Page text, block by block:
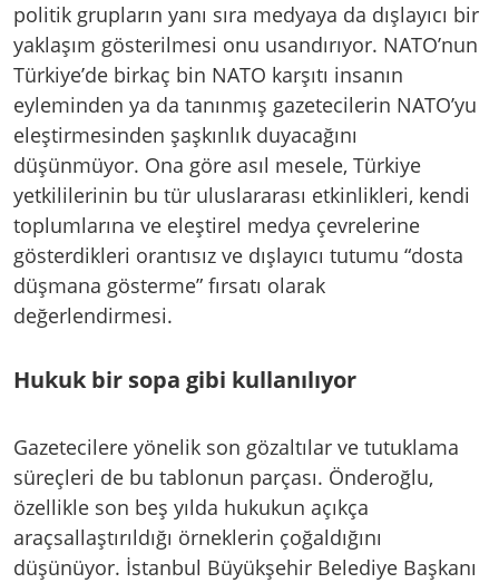
politik grupların yanı sıra medyaya da dışlayıcı bir
yaklaşım gösterilmesi onu usandırıyor. NATO’nun
Türkiye’de birkaç bin NATO karşıtı insanın
eyleminden ya da tanınmış gazetecilerin NATO’yu
eleştirmesinden şaşkınlık duyacağını
düşünmüyor. Ona göre asıl mesele, Türkiye
yetkililerinin bu tür uluslararası etkinlikleri, kendi
toplumlarına ve eleştirel medya çevrelerine
gösterdikleri orantısız ve dışlayıcı tutumu “dosta
düşmana gösterme” fırsatı olarak
değerlendirmesi.
Hukuk bir sopa gibi kullanılıyor
Gazetecilere yönelik son gözaltılar ve tutuklama
süreçleri de bu tablonun parçası. Önderoğlu,
özellikle son beş yılda hukukun açıkça
araçsallaştırıldığı örneklerin çoğaldığını
düşünüyor. İstanbul Büyükşehir Belediye Başkanı